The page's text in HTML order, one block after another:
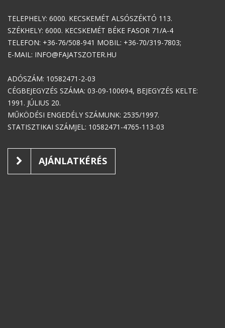
TELEPHELY: 6000. KECSKEMÉT ALSÓSZÉKTÓ 113.
SZÉKHELY: 6000. KECSKEMÉT BÉKE FASOR 71/A-4
TELEFON: +36-76/508-941 MOBIL: +36-70/319-7803;
E-MAIL: INFO@FAJATSZOTER.HU
ADÓSZÁM: 10582471-2-03
CÉGBEJEGYZÉS SZÁMA: 03-09-100694, BEJEGYZÉS KELTE:
1991. JÚLIUS 20.
MŰKÖDÉSI ENGEDÉLY SZÁMUNK: 2535/1997.
STATISZTIKAI SZÁMJEL: 10582471-4765-113-03
AJÁNLATKÉRÉS